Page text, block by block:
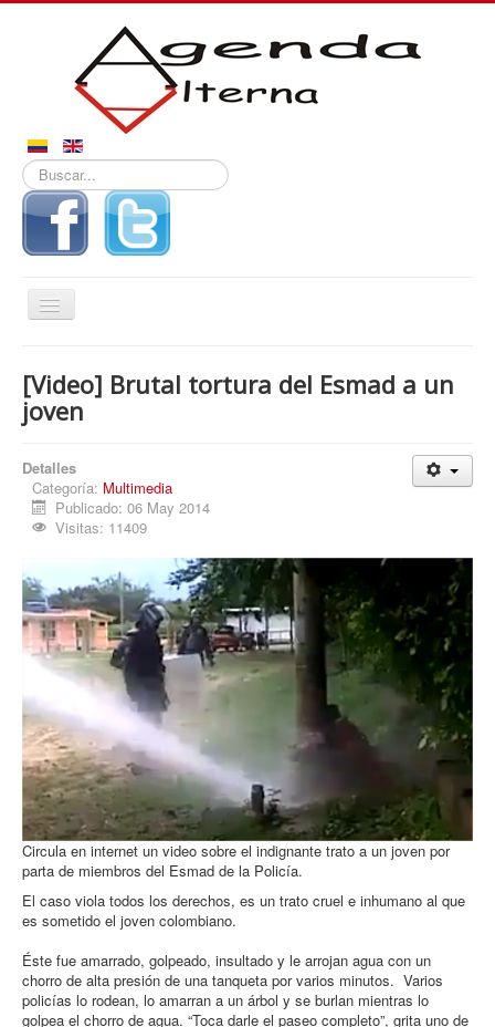
Buscar...
Alternar
navegación
Noticias
Reportajes
Procesos
Región
Multimedia
La Agenda
[Video] Brutal tortura del Esmad a un
joven
Detalles
Categoría: Multimedia
Publicado: 06 May 2014
Visitas: 11409
Circula en internet un video sobre el indignante trato a un joven por
parta de miembros del Esmad de la Policía.
El caso viola todos los derechos, es un trato cruel e inhumano al que
es sometido el joven colombiano.
Éste fue amarrado, golpeado, insultado y le arrojan agua con un
chorro de alta presión de una tanqueta por varios minutos. Varios
policías lo rodean, lo amarran a un árbol y se burlan mientras lo
golpea el chorro de agua. “Toca darle el paseo completo”, grita uno de